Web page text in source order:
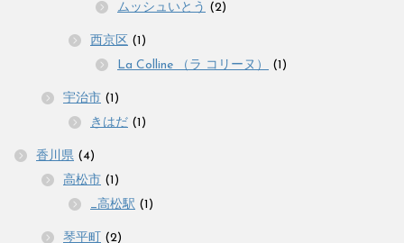
ムッシュいとう (2)
西京区 (1)
La Colline （ラ コリーヌ）
(1)
宇治市 (1)
きはだ (1)
香川県 (4)
高松市 (1)
_高松駅 (1)
琴平町 (2)